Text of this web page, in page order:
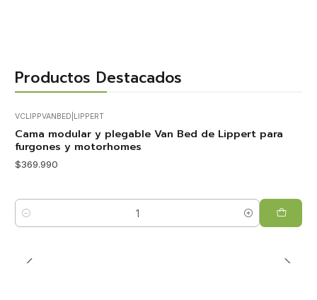
Productos Destacados
VCLIPPVANBED LIPPERT
Cama modular y plegable Van Bed de Lippert para
furgones y motorhomes
$369.990
Cantidad